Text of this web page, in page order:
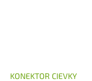
KONEKTOR CIEVKY